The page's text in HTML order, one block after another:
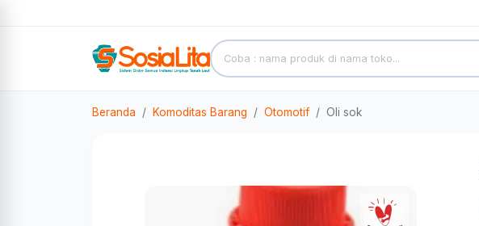
Beranda Komoditas Barang Otomotif Oli sok